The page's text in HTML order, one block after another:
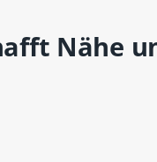
Nähe